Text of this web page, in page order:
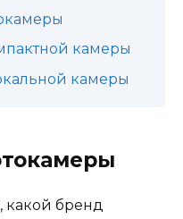
камеры
камеры
какой бренд